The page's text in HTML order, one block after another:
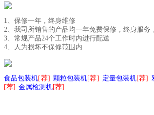
1、 保修一年，终身维修
2、 我司所销售的产品均一年免费保修，终身服务
3、 常规产品24个工作时内进行配送
4、
人为损坏不保修范围内
食品包装机[荐] 颗粒包装机[荐] 定量包装机[荐]
[荐] 金属检测机[荐]